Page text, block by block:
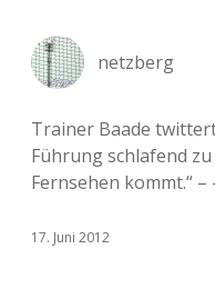
netzberg
Trainer Baade
Führung schlafend
Fernsehen kommt.“
17. Juni 2012